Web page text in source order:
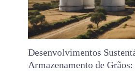
Desenvolvimentos
Armazenamento de